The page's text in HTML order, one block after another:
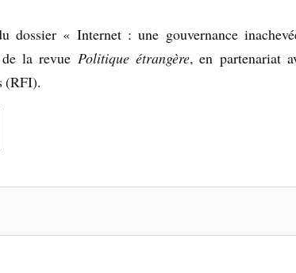
dossier « Internet : une gouvernance
la revue Politique étrangère, en partenariat
(RFI).